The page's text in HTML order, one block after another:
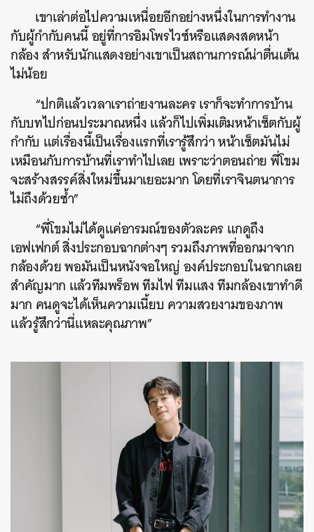
เขาเล่าต่อไปความเหนื่อยอีกอย่างหนึ่งในการทำงาน
กับผู้กำกับคนนี้ อยู่ที่การอิมโพรไวซ์หรือแสดงสดหน้า
กล้อง สำหรับนักแสดงอย่างเขาเป็นสถานการณ์น่าตื่นเต้น
ไม่น้อย
“ปกติแล้วเวลาเราถ่ายงานละคร เราก็จะทำการบ้าน
กับบทไปก่อนประมาณหนึ่ง แล้วก็ไปเพิ่มเติมหน้าเซ็ตกับผู้
กำกับ แต่เรื่องนี้เป็นเรื่องแรกที่เรารู้สึกว่า หน้าเซ็ตมันไม่
เหมือนกับการบ้านที่เราทำไปเลย เพราะว่าตอนถ่าย พี่โขม
จะสร้างสรรค์สิ่งใหม่ขึ้นมาเยอะมาก โดยที่เราจินตนาการ
ไม่ถึงด้วยซ้ำ”
“พี่โขมไม่ได้ดูแค่อารมณ์ของตัวละคร แกดูถึง
เอฟเฟกต์ สิ่งประกอบฉากต่างๆ รวมถึงภาพที่ออกมาจาก
กล้องด้วย พอมันเป็นหนังจอใหญ่ องค์ประกอบในฉากเลย
สำคัญมาก แล้วทีมพร็อพ ทีมไฟ ทีมแสง ทีมกล้องเขาทำดี
มาก คนดูจะได้เห็นความเนี้ยบ ความสวยงามของภาพ
แล้วรู้สึกว่านี่แหละคุณภาพ”